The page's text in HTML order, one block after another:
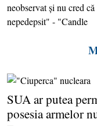
neobservat şi nu cred
nepedepsit" - "Candle
SUA ar putea
posesia armelor